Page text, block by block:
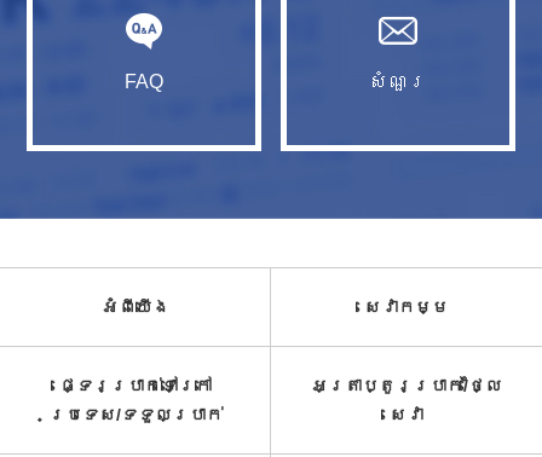
FAQ សំណួរ​
អំពី​យើង សេវាកម្ម​
ផ្ទេរប្រាក់ទៅក្រៅ
ប្រទេស/ទទួល​ប្រាក់​
អត្រាប្តូរប្រាក់/ថ្លៃ
សេវា​